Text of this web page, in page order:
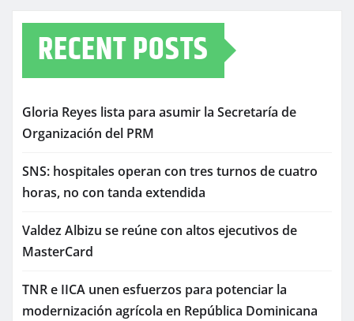
RECENT POSTS
Gloria Reyes lista para asumir la Secretaría de
Organización del PRM
SNS: hospitales operan con tres turnos de cuatro
horas, no con tanda extendida
Valdez Albizu se reúne con altos ejecutivos de
MasterCard
TNR e IICA unen esfuerzos para potenciar la
modernización agrícola en República Dominicana